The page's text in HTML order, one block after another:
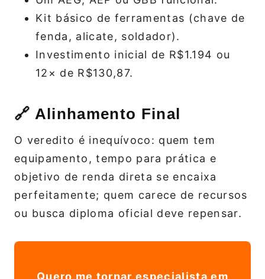
Kit básico de ferramentas (chave de
fenda, alicate, soldador).
Investimento inicial de R$1.194 ou
12× de R$130,87.
🔗 Alinhamento Final
O veredito é inequívoco: quem tem
equipamento, tempo para prática e
objetivo de renda direta se encaixa
perfeitamente; quem carece de recursos
ou busca diploma oficial deve repensar.
Quero me tornar especialista em